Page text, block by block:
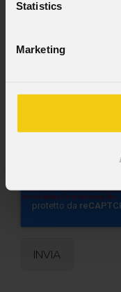
Statistics
MarketingAcconsento al
ricevere
Ho letto
dell'art. 6 del